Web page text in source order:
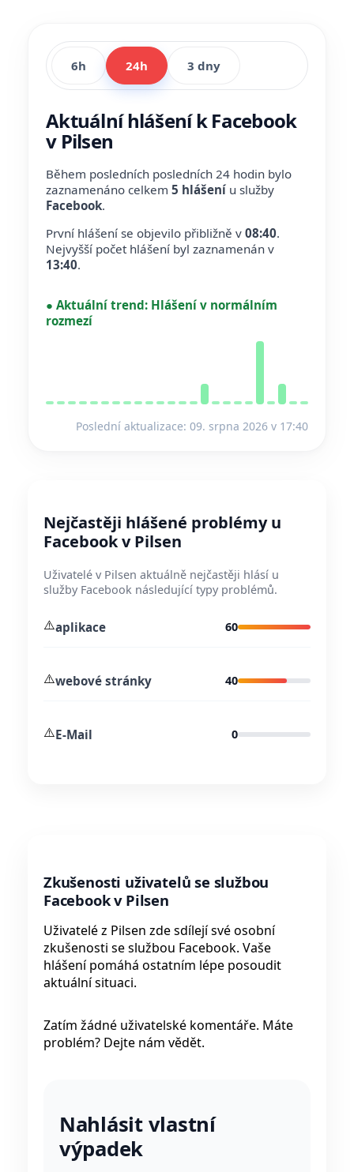
6h 24h 3 dny
Aktuální hlášení k Facebook
v Pilsen
Během posledních posledních 24 hodin bylo
zaznamenáno celkem 5 hlášení u služby
Facebook.
První hlášení se objevilo přibližně v 08:40.
Nejvyšší počet hlášení byl zaznamenán v
13:40.
● Aktuální trend: Hlášení v normálním
rozmezí
Poslední aktualizace: 09. srpna 2026 v 17:40
Nejčastěji hlášené problémy u
Facebook v Pilsen
Uživatelé v Pilsen aktuálně nejčastěji hlásí u
služby Facebook následující typy problémů.
⚠️aplikace 60
⚠️webové stránky 40
⚠️E-Mail 0
Zkušenosti uživatelů se službou
Facebook v Pilsen
Uživatelé z Pilsen zde sdílejí své osobní
zkušenosti se službou Facebook. Vaše
hlášení pomáhá ostatním lépe posoudit
aktuální situaci.
Zatím žádné uživatelské komentáře. Máte
problém? Dejte nám vědět.
Nahlásit vlastní
výpadek